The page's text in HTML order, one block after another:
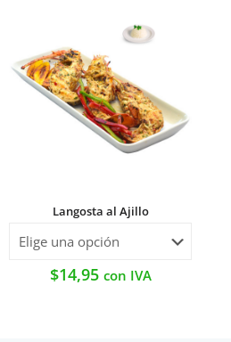
Langosta al Ajillo
$14,95 con IVA